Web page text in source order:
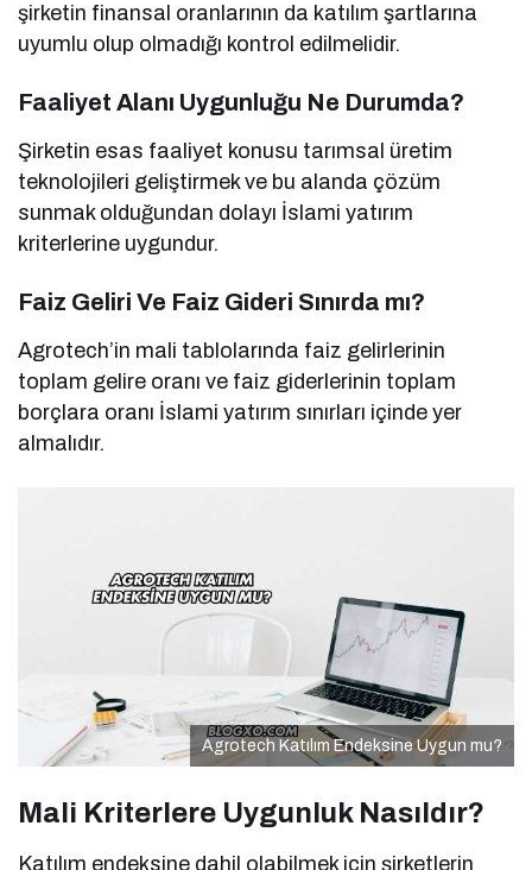
şirketin finansal oranlarının da katılım şartlarına
uyumlu olup olmadığı kontrol edilmelidir.
Faaliyet Alanı Uygunluğu Ne Durumda?
Şirketin esas faaliyet konusu tarımsal üretim
teknolojileri geliştirmek ve bu alanda çözüm
sunmak olduğundan dolayı İslami yatırım
kriterlerine uygundur.
Faiz Geliri Ve Faiz Gideri Sınırda mı?
Agrotech’in mali tablolarında faiz gelirlerinin
toplam gelire oranı ve faiz giderlerinin toplam
borçlara oranı İslami yatırım sınırları içinde yer
almalıdır.
Agrotech Katılım Endeksine Uygun mu?
Mali Kriterlere Uygunluk Nasıldır?
Katılım endeksine dahil olabilmek için şirketlerin